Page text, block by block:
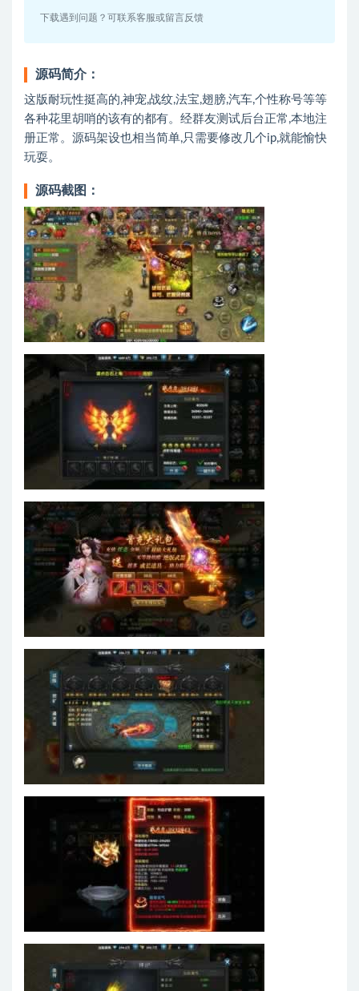
下载遇到问题？可联系客服或留言反馈
源码简介：
这版耐玩性挺高的,神宠,战纹,法宝,翅膀,汽车,个性称号等等
各种花里胡哨的该有的都有。经群友测试后台正常,本地注
册正常。源码架设也相当简单,只需要修改几个ip,就能愉快
玩耍。
源码截图：